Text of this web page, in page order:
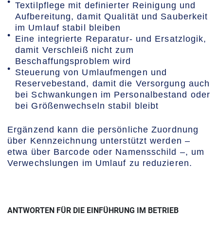
Textilpflege mit definierter Reinigung und
Aufbereitung, damit Qualität und Sauberkeit
im Umlauf stabil bleiben
Eine integrierte Reparatur- und Ersatzlogik,
damit Verschleiß nicht zum
Beschaffungsproblem wird
Steuerung von Umlaufmengen und
Reservebestand, damit die Versorgung auch
bei Schwankungen im Personalbestand oder
bei Größenwechseln stabil bleibt
Ergänzend kann die persönliche Zuordnung
über Kennzeichnung unterstützt werden –
etwa über Barcode oder Namensschild –, um
Verwechslungen im Umlauf zu reduzieren.
ANTWORTEN FÜR DIE EINFÜHRUNG IM BETRIEB